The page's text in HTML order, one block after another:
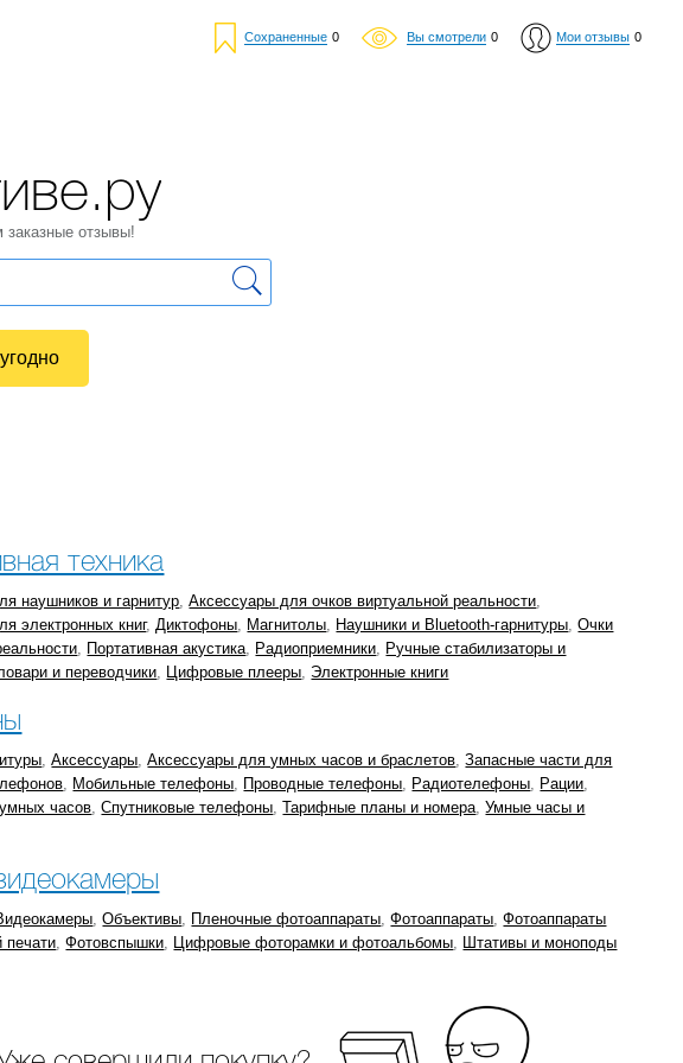
Сохраненные 0 Вы смотрели 0 Мои отзывы 0
техника
наушников и гарнитур,Аксессуары для очков виртуальной реальности,
электронных книг,Диктофоны, Магнитолы, Наушники и Bluetooth-гарнитуры,Очки
, Портативная акустика, Радиоприемники, Ручные стабилизаторы и
и переводчики, Цифровые плееры, Электронные книги
,Аксессуары,Аксессуары для умных часов и браслетов,Запасные части для
, Мобильные телефоны, Проводные телефоны, Радиотелефоны, Рации,
часов,Спутниковые телефоны,Тарифные планы и номера,Умные часы и
,Объективы, Пленочные фотоаппараты,Фотоаппараты,Фотоаппараты
печати,Фотовспышки, Цифровые фоторамки и фотоальбомы, Штативы и моноподы
заказные отзывы!